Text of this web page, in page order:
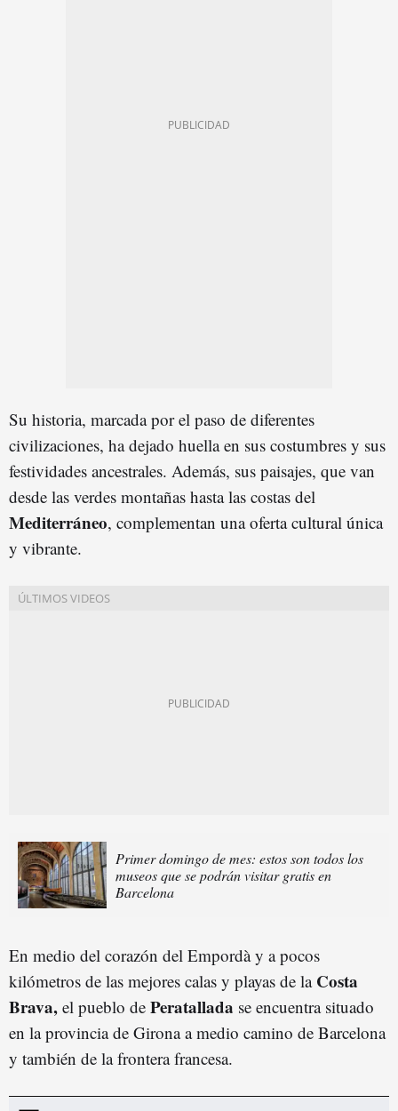
Su historia, marcada por el paso de diferentes
civilizaciones, ha dejado huella en sus costumbres y sus
festividades ancestrales. Además, sus paisajes, que van
desde las verdes montañas hasta las costas del
Mediterráneo, complementan una oferta cultural única
y vibrante.
Primer domingo de mes: estos son todos los
museos que se podrán visitar gratis en
Barcelona
En medio del corazón del Empordà y a pocos
kilómetros de las mejores calas y playas de la Costa
Brava, el pueblo de Peratallada se encuentra situado
en la provincia de Girona a medio camino de Barcelona
y también de la frontera francesa.